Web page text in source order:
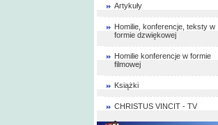
Artykuły
Homilie, konferencje, teksty w
formie dzwiękowej
Homilie konferencje w formie
filmowej
Książki
CHRISTUS VINCIT - TV